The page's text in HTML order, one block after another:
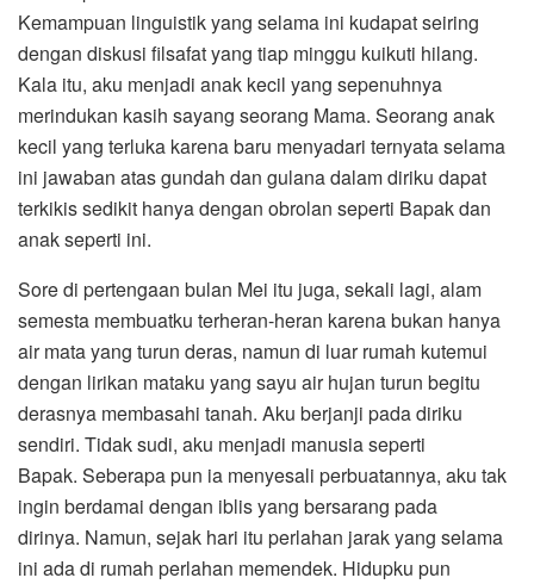
Kemampuan linguistik yang selama ini kudapat seiring
dengan diskusi filsafat yang tiap minggu kuikuti hilang.
Kala itu, aku menjadi anak kecil yang sepenuhnya
merindukan kasih sayang seorang Mama. Seorang anak
kecil yang terluka karena baru menyadari ternyata selama
ini jawaban atas gundah dan gulana dalam diriku dapat
terkikis sedikit hanya dengan obrolan seperti Bapak dan
anak seperti ini.
Sore di pertengaan bulan Mei itu juga, sekali lagi, alam
semesta membuatku terheran-heran karena bukan hanya
air mata yang turun deras, namun di luar rumah kutemui
dengan lirikan mataku yang sayu air hujan turun begitu
derasnya membasahi tanah. Aku berjanji pada diriku
sendiri. Tidak sudi, aku menjadi manusia seperti
Bapak. Seberapa pun ia menyesali perbuatannya, aku tak
ingin berdamai dengan iblis yang bersarang pada
dirinya. Namun, sejak hari itu perlahan jarak yang selama
ini ada di rumah perlahan memendek. Hidupku pun